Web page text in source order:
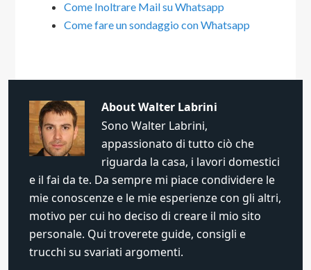
Come Inoltrare Mail su Whatsapp
Come fare un sondaggio con Whatsapp​
AboutWalter Labrini
Sono Walter Labrini,
appassionato di tutto ciò che
riguarda la casa, i lavori domestici
e il fai da te. Da sempre mi piace condividere le
mie conoscenze e le mie esperienze con gli altri,
motivo per cui ho deciso di creare il mio sito
personale. Qui troverete guide, consigli e
trucchi su svariati argomenti.